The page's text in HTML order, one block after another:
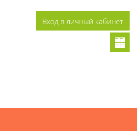
Вход в личный кабинет